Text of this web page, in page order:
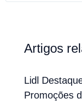
Artigos
Lidl
Promoções